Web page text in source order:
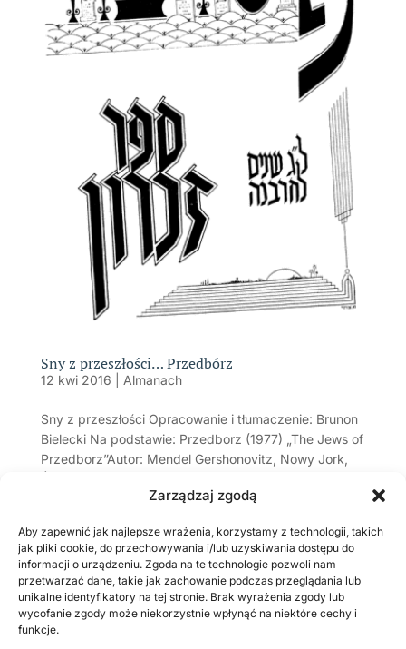
Zarządzaj zgodą
Aby zapewnić jak najlepsze wrażenia, korzystamy z technologii, takich
jak pliki cookie, do przechowywania i/lub uzyskiwania dostępu do
informacji o urządzeniu. Zgoda na te technologie pozwoli nam
przetwarzać dane, takie jak zachowanie podczas przeglądania lub
unikalne identyfikatory na tej stronie. Brak wyrażenia zgody lub
wycofanie zgody może niekorzystnie wpłynąć na niektóre cechy i
funkcje.
Sny z przeszłości… Przedbórz
12 kwi 2016 Almanach
Sny z przeszłości Opracowanie i tłumaczenie: Brunon
Bielecki Na podstawie: Przedborz (1977) „The Jews of
Przedborz”Autor: Mendel Gershonovitz, Nowy Jork,
Wspomnienia, sny z przeszłości, z wczesnego...
Strona 9 z 11
«
Pierwsza
« ... 7 8 9 10 11 »
Ostatnio dodane
W sutannie i ze strzelbą